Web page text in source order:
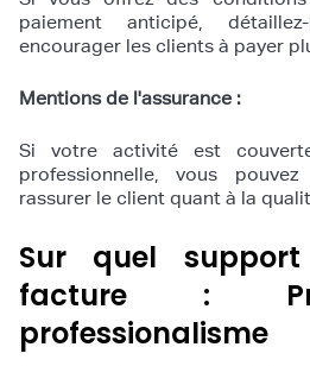
paiement anticipé,
encourager les clients à payer
Mentions de l'assurance :
Si votre activité est
professionnelle, vous
rassurer le client quant à la
Sur quel
facture :
professionalisme